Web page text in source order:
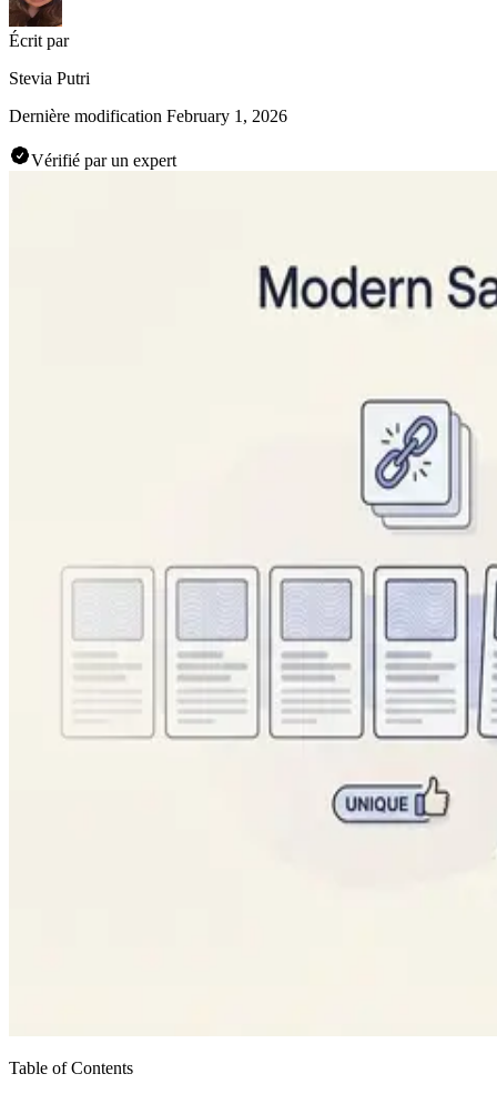
Écrit par
Stevia Putri
Dernière modification February 1, 2026
Vérifié par un expert
Table of Contents